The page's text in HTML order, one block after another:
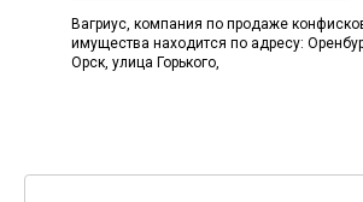
Вагриус, компания по продаже
имущества находится по адресу:
Орск, улица Горького,
Поиск: